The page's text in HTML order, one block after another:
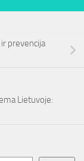
prevencija
Lietuvoje: